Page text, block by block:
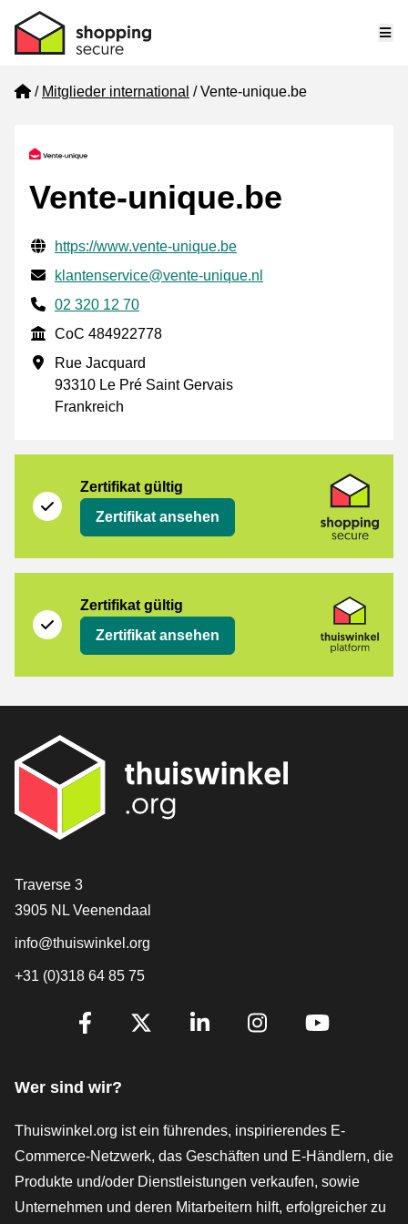
Home
Mitglieder international Vente-unique.be
Vente-unique.be
Geprüfte Kontaktinformationen
Website URL
https://www.vente-unique.be
E-mail
klantenservice@vente-unique.nl
Phone number
02 320 12 70
CoC
CoC 484922778
Geschäftsadresse
Rue Jacquard
93310 Le Pré Saint Gervais
Frankreich
Zertifikat gültig
Zertifikat ansehen
Zertifikat gültig
Zertifikat ansehen
[_General:Contact]
Traverse 3
3905 NL Veenendaal
info@thuiswinkel.org
+31 (0)318 64 85 75
[_General:SocialMediaTitle]
Wer sind wir?
Thuiswinkel.org ist ein führendes, inspirierendes E-
Commerce-Netzwerk, das Geschäften und E-Händlern, die
Produkte und/oder Dienstleistungen verkaufen, sowie
Unternehmen und deren Mitarbeitern hilft, erfolgreicher zu